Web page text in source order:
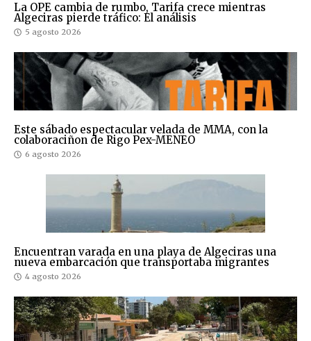
La OPE cambia de rumbo, Tarifa crece mientras
Algeciras pierde tráfico: El análisis
5 agosto 2026
Este sábado espectacular velada de MMA, con la
colaboraciñon de Rigo Pex-MENEO
6 agosto 2026
Encuentran varada en una playa de Algeciras una
nueva embarcación que transportaba migrantes
4 agosto 2026